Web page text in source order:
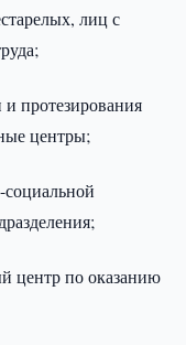
лиц с
протезирования
центры;
центр по оказанию